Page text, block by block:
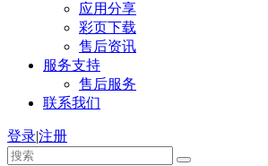
应用分享
彩页下载
售后资讯
服务支持
售后服务
联系我们
登录|注册